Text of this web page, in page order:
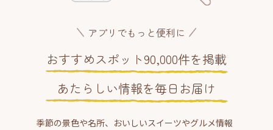
アプリでもっと便利に
おすすめスポット90,000件を掲載
あたらしい情報を毎日お届け
季節の景色や名所、おいしいスイーツやグルメ情報